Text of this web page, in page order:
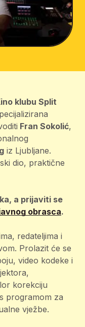
klubu Split
Fran Sokolić,
iz Ljubljane.
dio, praktične
a prijaviti se
obrasca.
redateljima i
Prolazit će se
video kodeke i
korekciju
programom za
vježbe.